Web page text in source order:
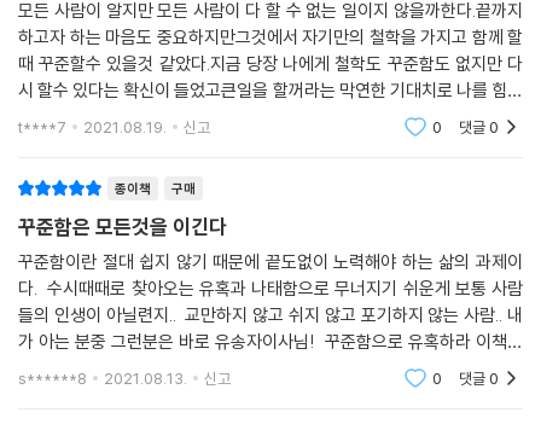
영업 성공41법칙
빈손으로 가지마라
영업 성공42법칙
조급해 하지 마라
고객의 삶 속에서 나를 돌아본다
지금 도전하는 것이 중요하다. 일단 시도해봐라
영업 성공45법칙
인생은 세일즈다
영업 성공46법칙
내 몸값을 높이자
영업 성공47법칙
이 순간에도 목표를 정하고 종이 위에 새긴다.
‘3W 700주’의 신화를 쓰다
보험회사로 영입하기 위해 6개월 동안 매주 병원을 찾아오는 것은 물론 내
부지점장이 계셨다. 그분에게 했던 첫 질문이 “어떻게 하면 보험설계사로
성공할 수 있나요?”였다. 바로 “1주일에 3건 이상 계약을 성사시키면 됩니
다”라는 답변이 돌아왔다. 그때는 보험설계사 새내기였기에 3W에 대한
정확한 개념은 몰랐지만 꾸준히 성실히 1주일에 3건 이상 청약을 했기에
‘3W 700주’의 신화를 만들었다. 내 머릿속은 온통 ‘1주일 3건 이상 계
약’으로 가득 채워졌고 가족, 친구 그리고 내가 아는 모든 사람을 찾아갔다.
배운 대로 보험과 더불어 나의 가치를 설명하고 계약을 하나하나 해나갔
모든 사람이 알지만 모든 사람이 다 할 수 없는 일이지 않을까한다.끝까지
하고자 하는 마음도 중요하지만그것에서 자기만의 철학을 가지고 함께 할
때 꾸준할수 있을것 같았다.지금 당장 나에게 철학도 꾸준함도 없지만 다
시 할수 있다는 확신이 들었고큰일을 할꺼라는 막연한 기대치로 나를 힘겹
게 누르던 마음을 작은것의 소중함작은것이라도 꾸준함작은 것이라도 내
t****7 2021.08.19. 신고 0 댓글0
종이책 구매
꾸준함은 모든것을 이긴다
꾸준함이란 절대 쉽지 않기 때문에 끝도없이 노력해야 하는 삶의 과제이
다. 수시때때로 찾아오는 유혹과 나태함으로 무너지기 쉬운게 보통 사람
들의 인생이 아닐련지.. 교만하지 않고 쉬지 않고 포기하지 않는 사람.. 내
가 아는 분중 그런분은 바로 유송자이사님! 꾸준함으로 유혹하라 이책은
바로 유송자이사님의 삶의 인생 드라마이다. 많이 응원하고 저도 꾸준함
s******8 2021.08.13. 신고 0 댓글0